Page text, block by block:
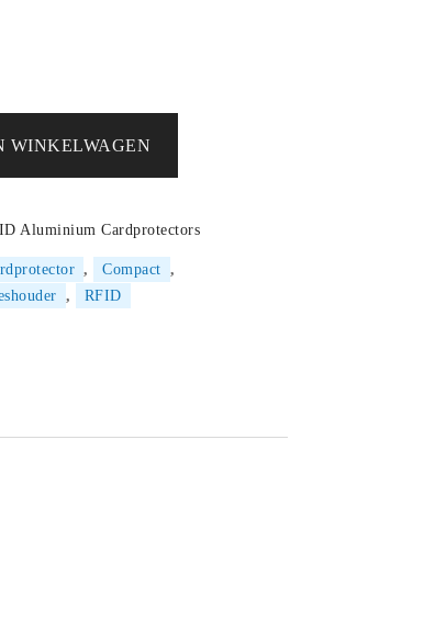
WINKELWAGEN
Aluminium Cardprotectors
, Compact ,
, RFID